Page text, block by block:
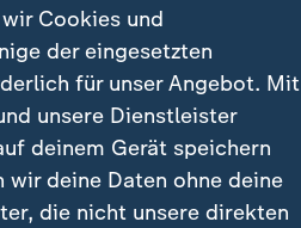
Cookies und
der eingesetzten
für unser Angebot. Mit
unsere Dienstleister
deinem Gerät speichern
deine Daten ohne deine
die nicht unsere direkten